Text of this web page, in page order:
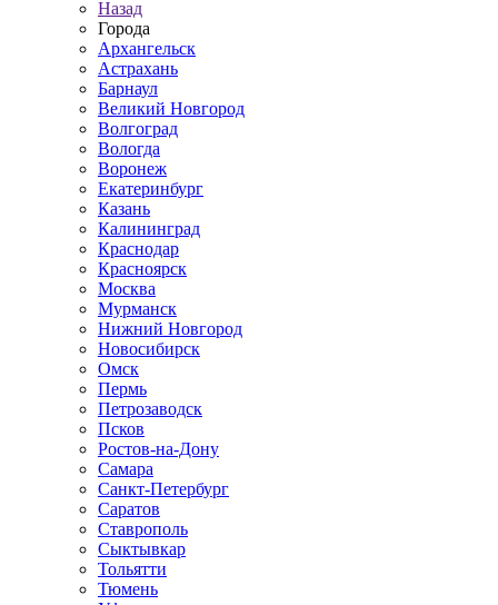
Назад
Города
Архангельск
Астрахань
Барнаул
Великий Новгород
Волгоград
Вологда
Воронеж
Екатеринбург
Казань
Калининград
Краснодар
Красноярск
Москва
Мурманск
Нижний Новгород
Новосибирск
Омск
Пермь
Петрозаводск
Псков
Ростов-на-Дону
Самара
Санкт-Петербург
Саратов
Ставрополь
Сыктывкар
Тольятти
Тюмень